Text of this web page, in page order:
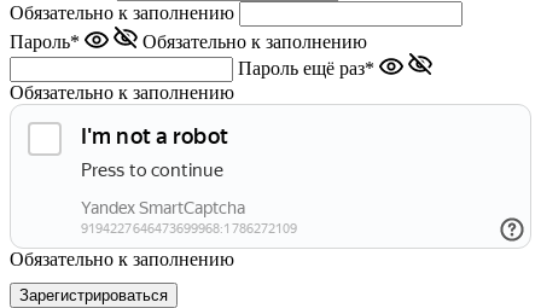
Обязательно к заполнению
Пароль*
Обязательно к заполнению
Пароль ещё раз*
Обязательно к заполнению
Обязательно к заполнению